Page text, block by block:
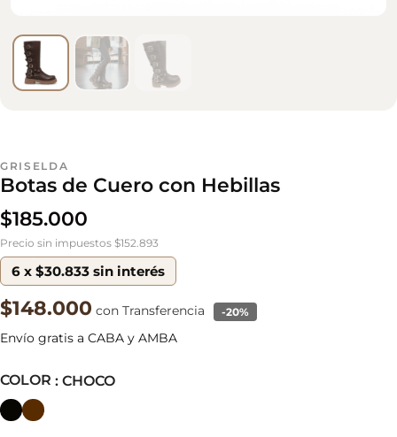
GRISELDA
Botas de Cuero con Hebillas
$185.000
COLOR : CHOCO
Precio sin impuestos $152.893
6 x $30.833 sin interés
$148.000 con Transferencia -20%
Envío gratis a CABA y AMBA